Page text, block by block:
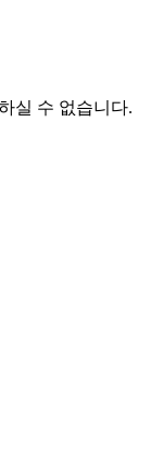
실 수 없습니다.